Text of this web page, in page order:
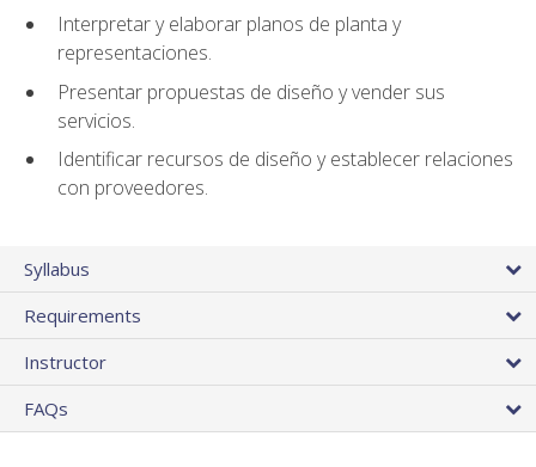
Interpretar y elaborar planos de planta y
representaciones.
Presentar propuestas de diseño y vender sus
servicios.
Identificar recursos de diseño y establecer relaciones
con proveedores.
Syllabus
Requirements
Instructor
FAQs